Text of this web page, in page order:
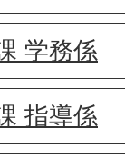
学務係
指導係